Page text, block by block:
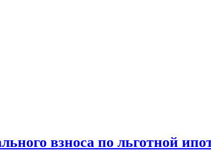
взноса по льготной